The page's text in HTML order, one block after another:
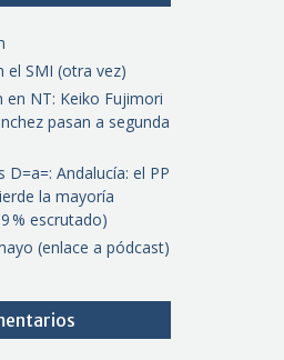
el SMI (otra vez)
en NT: Keiko Fujimori
pasan a segunda
D=a=: Andalucía: el PP
la mayoría
% escrutado)
(enlace a pódcast)